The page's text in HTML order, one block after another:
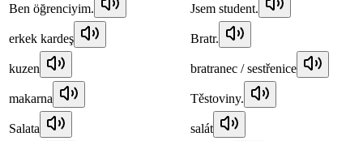
Ben öğrenciyim. Jsem student.
erkek kardeş Bratr.
kuzen bratranec / sestřenice
makarna Těstoviny.
Salata salát